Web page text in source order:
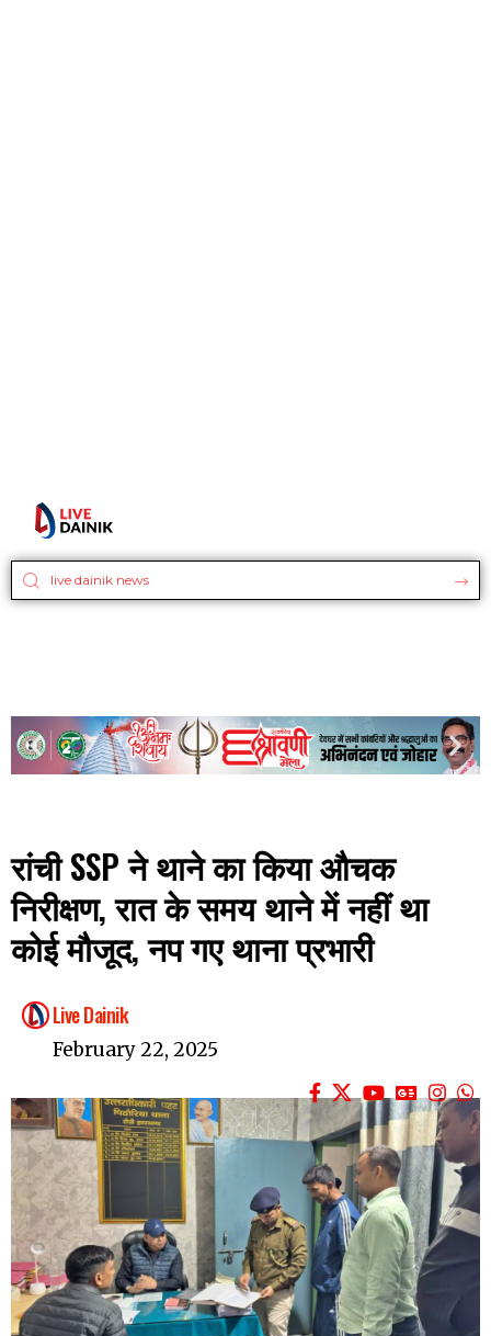
रांची SSP ने थाने का किया औचक
निरीक्षण, रात के समय थाने में नहीं था
कोई मौजूद, नप गए थाना प्रभारी
Live Dainik
February 22, 2025